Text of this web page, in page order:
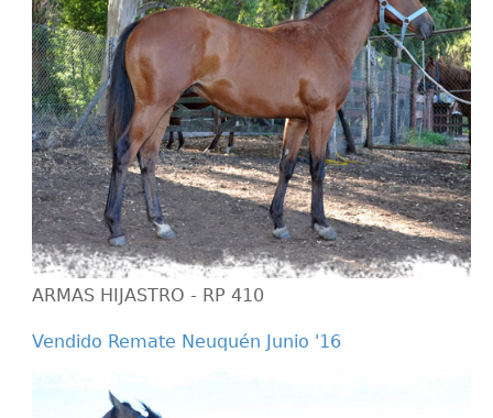
ARMAS HIJASTRO - RP 410
Vendido Remate Neuquén Junio '16